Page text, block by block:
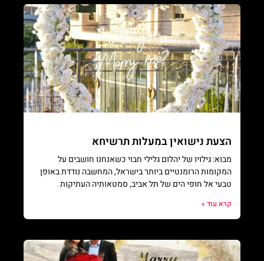
הצעת נישואין במעלות תרשיחא
מבוא: גילויו של יהלום גלילי חבוי כשאנחנו חושבים על
המקומות הרומנטיים ביותר בישראל, המחשבה נודדת באופן
טבעי אל חופי הים של תל אביב, סמטאותיה העתיקות
קרא עוד »